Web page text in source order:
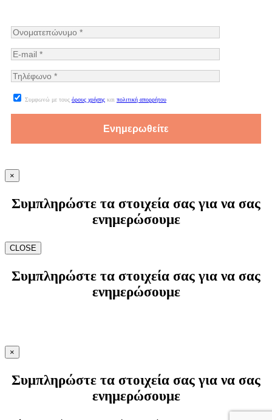
Συμφωνώ με τους όρους χρήσης και πολιτική απορρήτου
×
Συμπληρώστε τα στοιχεία σας για να σας
ενημερώσουμε
CLOSE
Συμπληρώστε τα στοιχεία σας για να σας
ενημερώσουμε
×
Συμπληρώστε τα στοιχεία σας για να σας
ενημερώσουμε